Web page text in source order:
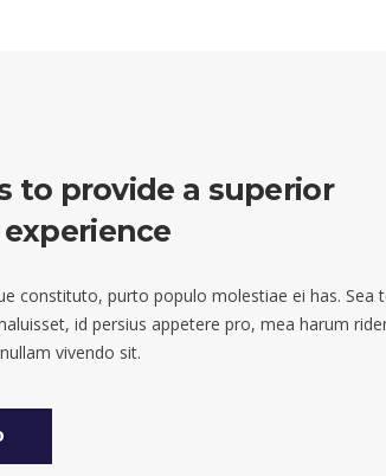
to provide a superior
constituto, purto populo molestiae ei has. Sea
id persius appetere pro, mea harum
vivendo sit.